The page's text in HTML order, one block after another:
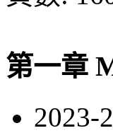
第一章
2023-